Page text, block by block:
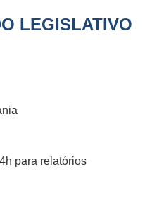
LEGISLATIVO
para relatórios